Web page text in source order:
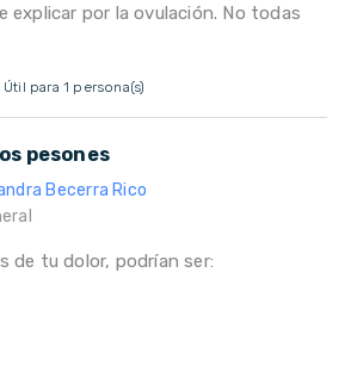
explicar por la ovulación. No todas
Útil para 1 persona(s)
pesones
Becerra Rico
de tu dolor, podrían ser: